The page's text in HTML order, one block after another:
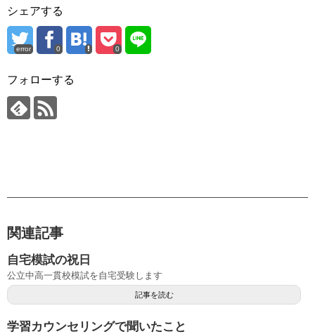
シェアする
error 0 0
フォローする
関連記事
自宅模試の祝日
公立中高一貫校模試を自宅受験します
記事を読む
学習カウンセリングで聞いたこと